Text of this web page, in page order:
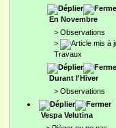
En Novembre
> Observations
>
Travaux
Durant l'Hiver
> Observations
Vespa Velutina